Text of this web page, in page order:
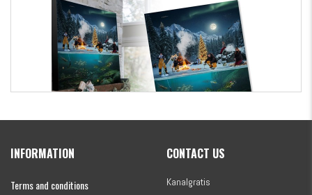
€154.58
INFORMATION
Terms and conditions
CONTACT US
Kanalgratis